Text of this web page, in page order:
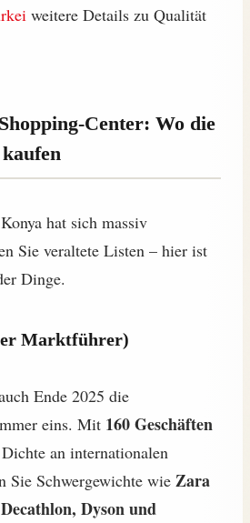
weitere Details zu Qualität
Center: Wo die
hat sich massiv
Sie veraltete Listen – hier ist
Dinge.
Marktführer)
Ende 2025 die
eins. Mit 160 Geschäften
an internationalen
Sie Schwergewichte wie Zara
Dyson und